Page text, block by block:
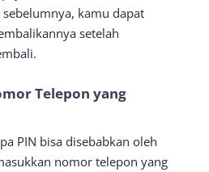
kamu dapat
setelah
Telepon yang
PIN bisa disebabkan oleh
nomor telepon yang